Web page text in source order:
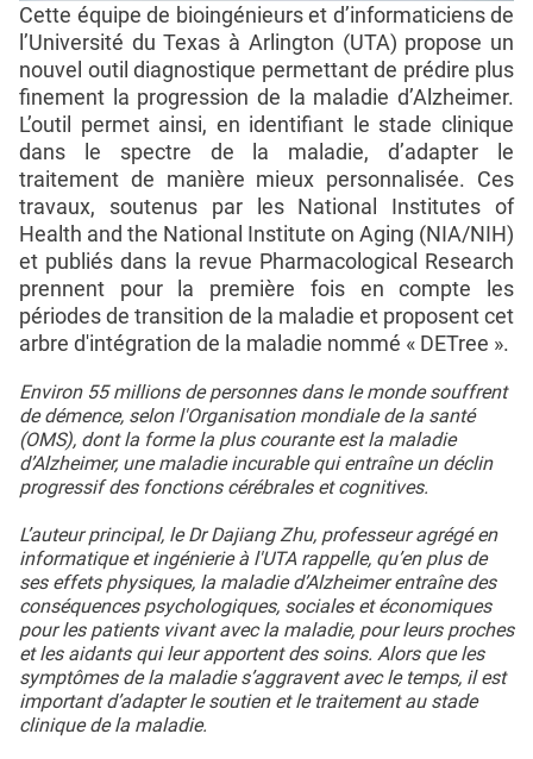
Cette équipe de bioingénieurs et d’informaticiens de
l’Université du Texas à Arlington (UTA) propose un
nouvel outil diagnostique permettant de prédire plus
finement la progression de la maladie d’Alzheimer.
L’outil permet ainsi, en identifiant le stade clinique
dans le spectre de la maladie, d’adapter le
traitement de manière mieux personnalisée. Ces
travaux, soutenus par les National Institutes of
Health and the National Institute on Aging (NIA/NIH)
et publiés dans la revue Pharmacological Research
prennent pour la première fois en compte les
périodes de transition de la maladie et proposent cet
arbre d'intégration de la maladie nommé « DETree ».
Environ 55 millions de personnes dans le monde souffrent
de démence, selon l'Organisation mondiale de la santé
(OMS), dont la forme la plus courante est la maladie
d’Alzheimer, une maladie incurable qui entraîne un déclin
progressif des fonctions cérébrales et cognitives.
L’auteur principal, le Dr Dajiang Zhu, professeur agrégé en
informatique et ingénierie à l'UTA rappelle, qu’en plus de
ses effets physiques, la maladie d’Alzheimer entraîne des
conséquences psychologiques, sociales et économiques
pour les patients vivant avec la maladie, pour leurs proches
et les aidants qui leur apportent des soins. Alors que les
symptômes de la maladie s’aggravent avec le temps, il est
important d’adapter le soutien et le traitement au stade
clinique de la maladie.